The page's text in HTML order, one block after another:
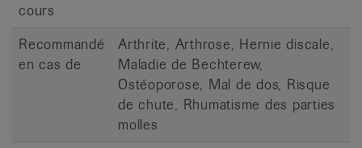
cours
Recommandé
en cas de
Arthrite, Arthrose, Hernie discale,
Maladie de Bechterew,
Ostéoporose, Mal de dos, Risque
de chute, Rhumatisme des parties
molles